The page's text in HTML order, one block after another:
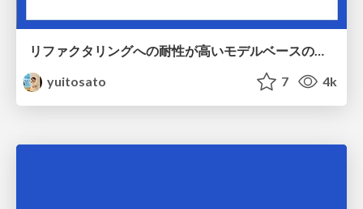
リファクタリングへの耐性が高いモデルベースの統合テストの紹介 / Model-Base Integration Test for Refactoring
yuitosato
7 4k